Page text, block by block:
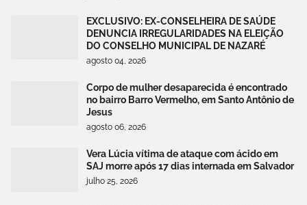
EXCLUSIVO: EX-CONSELHEIRA DE SAÚDE
DENUNCIA IRREGULARIDADES NA ELEIÇÃO
DO CONSELHO MUNICIPAL DE NAZARÉ
agosto 04, 2026
Corpo de mulher desaparecida é encontrado
no bairro Barro Vermelho, em Santo Antônio de
Jesus
agosto 06, 2026
Vera Lúcia vítima de ataque com ácido em
SAJ morre após 17 dias internada em Salvador
julho 25, 2026